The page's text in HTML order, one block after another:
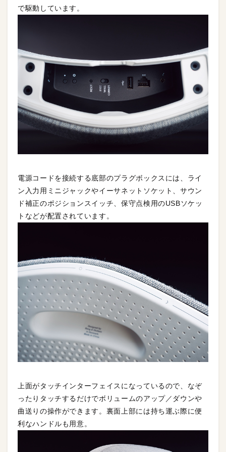
で駆動しています。
電源コードを接続する底部のプラグボックスには、ライ
ン入力用ミニジャックやイーサネットソケット、サウン
ド補正のポジションスイッチ、保守点検用のUSBソケッ
トなどが配置されています。
上面がタッチインターフェイスになっているので、なぞ
ったりタッチするだけでボリュームのアップ／ダウンや
曲送りの操作ができます。裏面上部には持ち運ぶ際に便
利なハンドルも用意。